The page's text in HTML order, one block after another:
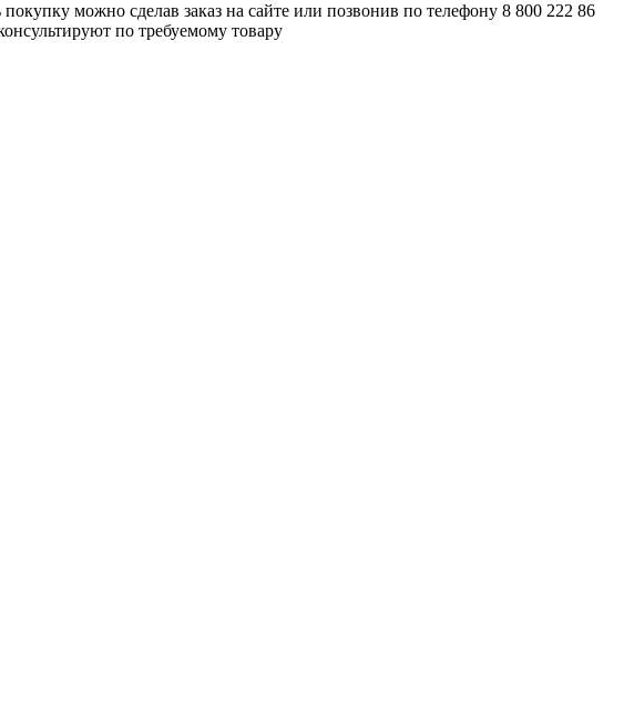
можно сделав заказ на сайте или позвонив по телефону 8 800 222 86
по требуемому товару